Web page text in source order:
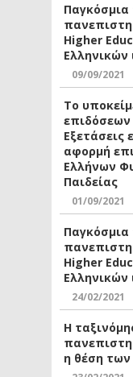
Παγκόσμια
Higher
Ελληνικών
09/09/2021
Το
επιδόσεων
Εξετάσεις
αφορμή
Ελλήνων
Παιδείας
01/09/2021
Παγκόσμια
Higher
Ελληνικών
24/02/2021
Η
η θέση